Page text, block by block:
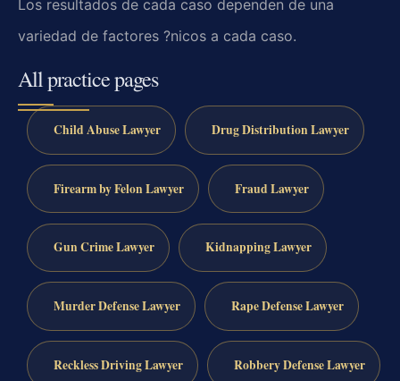
Los resultados de cada caso dependen de una
variedad de factores ?nicos a cada caso.
All practice pages
Child Abuse Lawyer Drug Distribution Lawyer
Firearm by Felon Lawyer Fraud Lawyer
Gun Crime Lawyer Kidnapping Lawyer
Murder Defense Lawyer Rape Defense Lawyer
Reckless Driving Lawyer Robbery Defense Lawyer